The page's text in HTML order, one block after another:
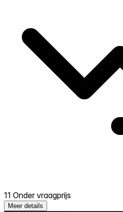
11 Onder vraagprijs
Meer details